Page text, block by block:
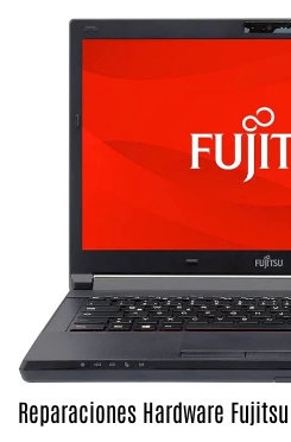
Reparaciones Hardware Fujitsu